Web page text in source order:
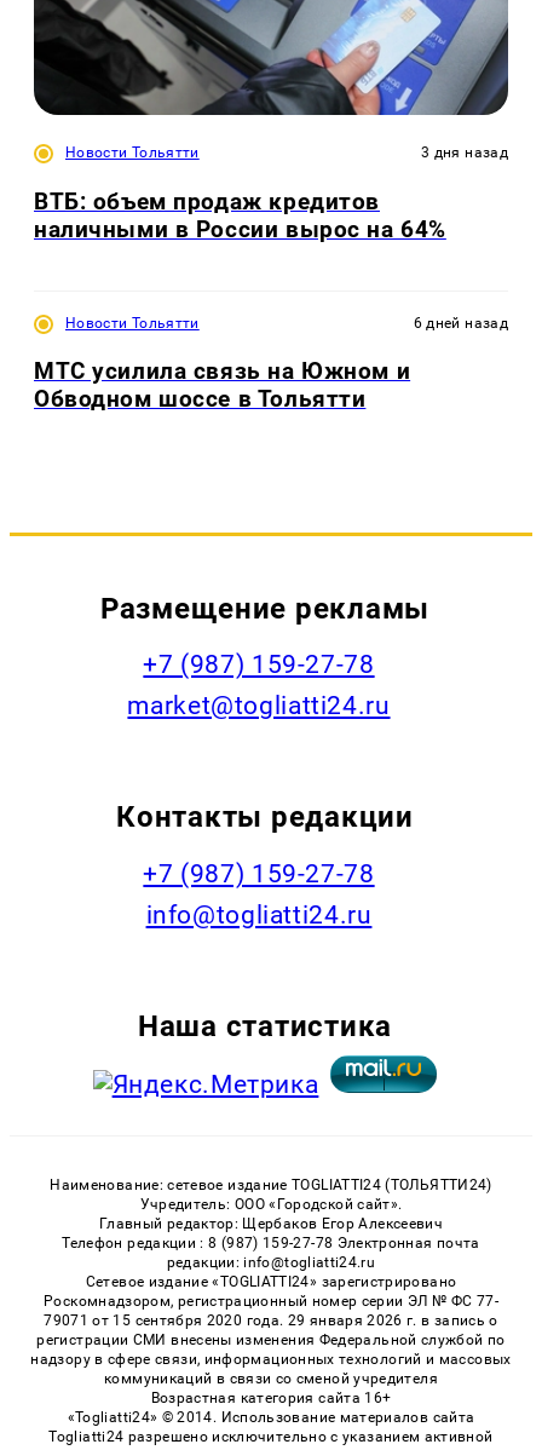
Новости Тольятти 3 дня назад
ВТБ: объем продаж кредитов
наличными в России вырос на 64%
Новости Тольятти 6 дней назад
МТС усилила связь на Южном и
Обводном шоссе в Тольятти
Размещение рекламы
+7 (987) 159-27-78
market@togliatti24.ru
Контакты редакции
+7 (987) 159-27-78
info@togliatti24.ru
Наша статистика
Наименование: сетевое издание TOGLIATTI24 (ТОЛЬЯТТИ24)
Учредитель: ООО «Городской сайт».
Главный редактор: Щербаков Егор Алексеевич
Телефон редакции : 8 (987) 159-27-78 Электронная почта
редакции: info@togliatti24.ru
Сетевое издание «TOGLIATTI24» зарегистрировано
Роскомнадзором, регистрационный номер серии ЭЛ № ФС 77-
79071 от 15 сентября 2020 года. 29 января 2026 г. в запись о
регистрации СМИ внесены изменения Федеральной службой по
надзору в сфере связи, информационных технологий и массовых
коммуникаций в связи со сменой учредителя
Возрастная категория сайта 16+
«Togliatti24» © 2014. Использование материалов сайта
Togliatti24 разрешено исключительно с указанием активной